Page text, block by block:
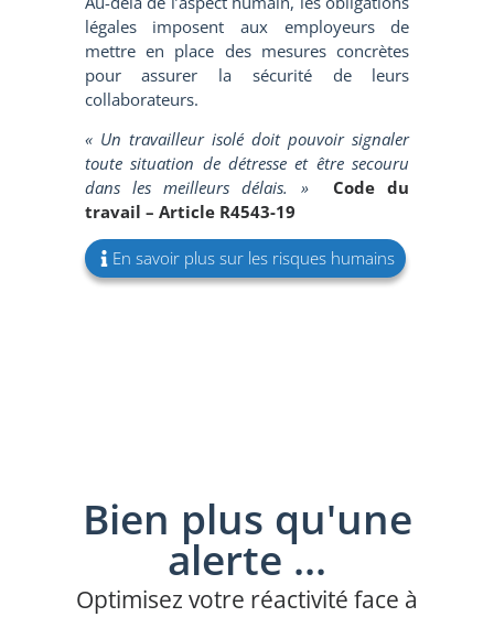
légales imposent aux employeurs de
mettre en place des mesures concrètes
pour assurer la sécurité de leurs
collaborateurs.
« Un travailleur isolé doit pouvoir signaler
toute situation de détresse et être secouru
dans les meilleurs délais. »
Code du
travail – Article R4543-19
En savoir plus sur les risques humains
Bien plus qu'une
alerte ...
Optimisez votre réactivité face à